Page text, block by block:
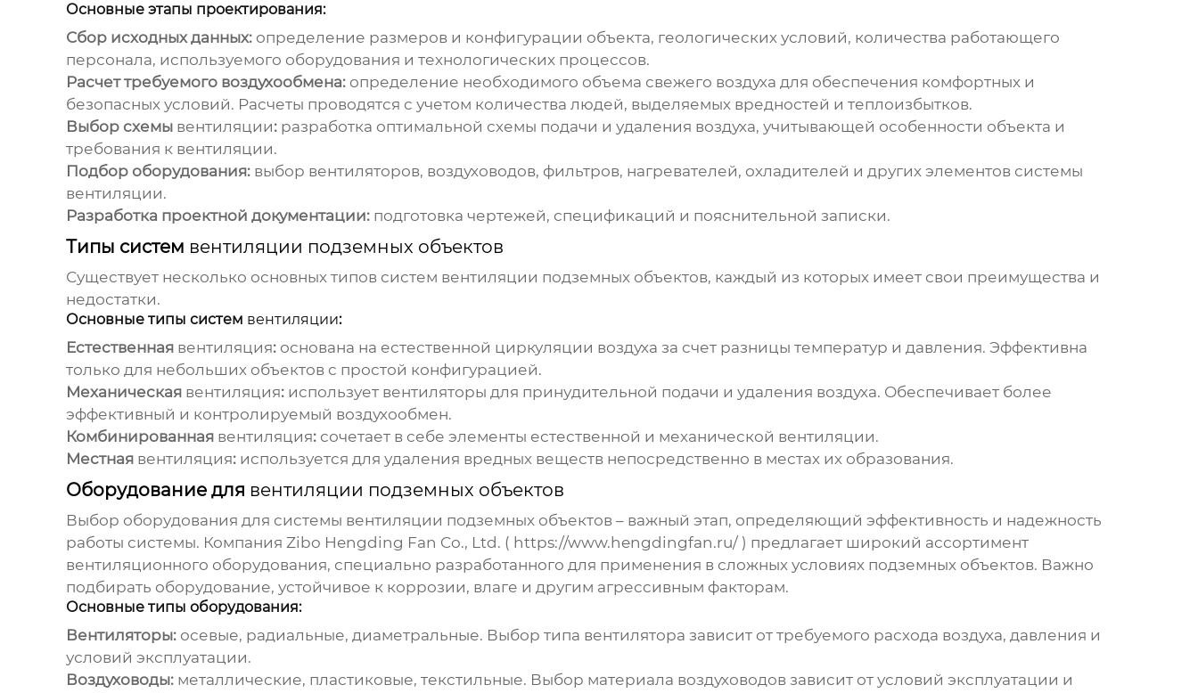
Основные этапы проектирования:
Сбор исходных данных:определение размеров и конфигурации объекта, геологических условий, количества работающего
персонала, используемого оборудования и технологических процессов.
Расчет требуемого воздухообмена:определение необходимого объема свежего воздуха для обеспечения комфортных и
безопасных условий. Расчеты проводятся с учетом количества людей, выделяемых вредностей и теплоизбытков.
Выбор схемы вентиляции:разработка оптимальной схемы подачи и удаления воздуха, учитывающей особенности объекта и
требования к вентиляции.
Подбор оборудования:выбор вентиляторов, воздуховодов, фильтров, нагревателей, охладителей и других элементов системы
вентиляции.
Разработка проектной документации:подготовка чертежей, спецификаций и пояснительной записки.
Типы систем вентиляции подземных объектов
Существует несколько основных типов систем вентиляции подземных объектов, каждый из которых имеет свои преимущества и
недостатки.
Основные типы систем вентиляции:
Естественная вентиляция:основана на естественной циркуляции воздуха за счет разницы температур и давления. Эффективна
только для небольших объектов с простой конфигурацией.
Механическая вентиляция:использует вентиляторы для принудительной подачи и удаления воздуха. Обеспечивает более
эффективный и контролируемый воздухообмен.
Комбинированная вентиляция:сочетает в себе элементы естественной и механической вентиляции.
Местная вентиляция:используется для удаления вредных веществ непосредственно в местах их образования.
Оборудование для вентиляции подземных объектов
Выбор оборудования для системы вентиляции подземных объектов– важный этап, определяющий эффективность и надежность
работы системы. Компания Zibo Hengding Fan Co., Ltd. ( https://www.hengdingfan.ru/) предлагает широкий ассортимент
вентиляционного оборудования, специально разработанного для применения в сложных условиях подземных объектов. Важно
подбирать оборудование, устойчивое к коррозии, влаге и другим агрессивным факторам.
Основные типы оборудования:
Вентиляторы:осевые, радиальные, диаметральные. Выбор типа вентилятора зависит от требуемого расхода воздуха, давления и
условий эксплуатации.
Воздуховоды:металлические, пластиковые, текстильные. Выбор материала воздуховодов зависит от условий эксплуатации и